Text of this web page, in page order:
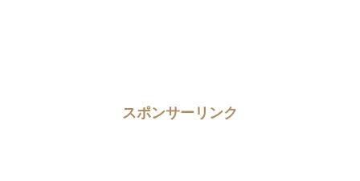
スポンサーリンク